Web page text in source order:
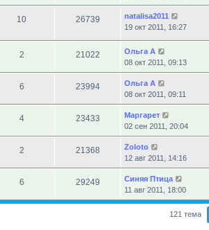
10 26739
natalisa2011
19 окт 2011, 16:27
2 21022
Ольга А
08 окт 2011, 09:13
6 23994
Ольга А
08 окт 2011, 09:11
4 23433
Маргарет
02 сен 2011, 20:04
2 21368
Zoloto
12 авг 2011, 14:16
6 29249
Синяя Птица
11 авг 2011, 18:00
121 тема